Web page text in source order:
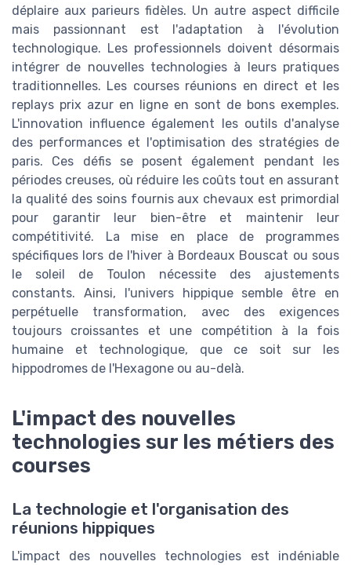
déplaire aux parieurs fidèles. Un autre aspect difficile
mais passionnant est l'adaptation à l'évolution
technologique. Les professionnels doivent désormais
intégrer de nouvelles technologies à leurs pratiques
traditionnelles. Les courses réunions en direct et les
replays prix azur en ligne en sont de bons exemples.
L'innovation influence également les outils d'analyse
des performances et l'optimisation des stratégies de
paris. Ces défis se posent également pendant les
périodes creuses, où réduire les coûts tout en assurant
la qualité des soins fournis aux chevaux est primordial
pour garantir leur bien-être et maintenir leur
compétitivité. La mise en place de programmes
spécifiques lors de l'hiver à Bordeaux Bouscat ou sous
le soleil de Toulon nécessite des ajustements
constants. Ainsi, l'univers hippique semble être en
perpétuelle transformation, avec des exigences
toujours croissantes et une compétition à la fois
humaine et technologique, que ce soit sur les
hippodromes de l'Hexagone ou au-delà.
L'impact des nouvelles
technologies sur les métiers des
courses
La technologie et l'organisation des
réunions hippiques
L'impact des nouvelles technologies est indéniable